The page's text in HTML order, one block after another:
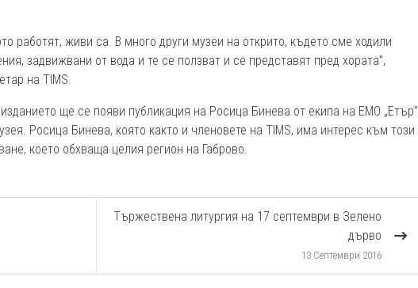
работят, живи са. В много други музеи на открито, където сме ходили
задвижвани от вода и те се ползват и се представят пред хората”,
на TIMS.
ще се появи публикация на Росица Бинева от екипа на ЕМО „Етър”
Росица Бинева, която както и членовете на TIMS, има интерес към този
което обхваща целия регион на Габрово.
Тържествена литургия на 17 септември в Зелено
дърво
13 Септември 2016